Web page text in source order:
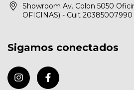
Showroom Av. Colon 5050
OFICINAS) - Cuit 20385007990
Sigamos conectados